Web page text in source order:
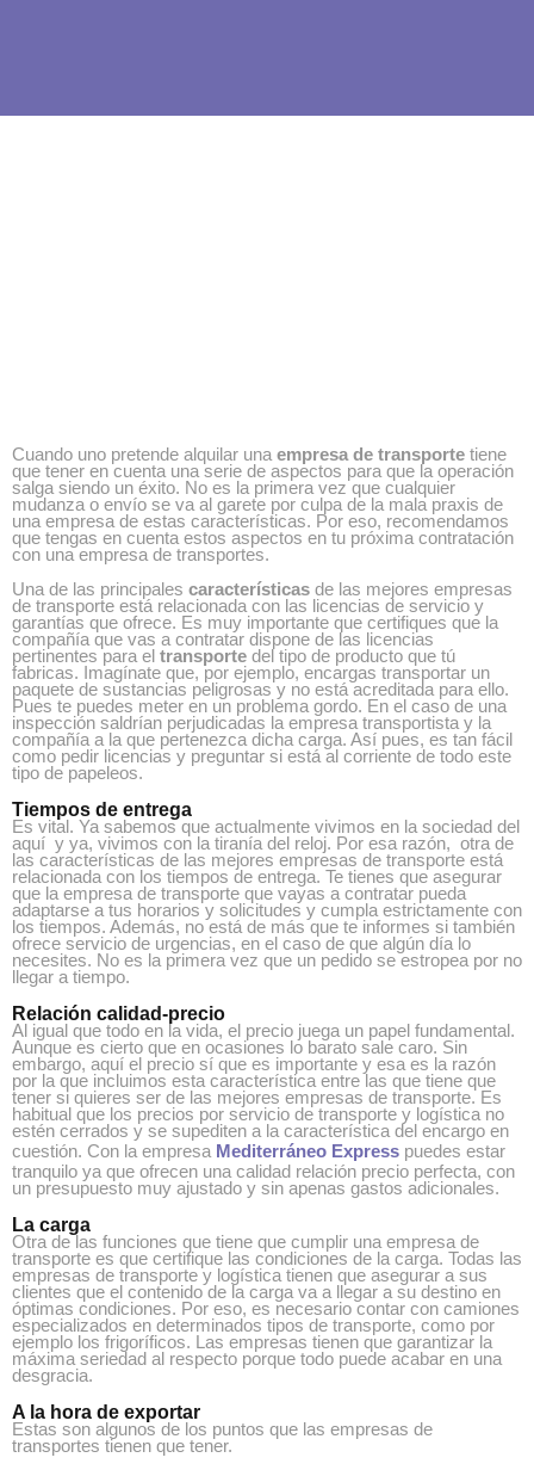
Cuando uno pretende alquilar una empresa de transporte tiene
que tener en cuenta una serie de aspectos para que la operación
salga siendo un éxito. No es la primera vez que cualquier
mudanza o envío se va al garete por culpa de la mala praxis de
una empresa de estas características. Por eso, recomendamos
que tengas en cuenta estos aspectos en tu próxima contratación
con una empresa de transportes.
Una de las principales características de las mejores empresas
de transporte está relacionada con las licencias de servicio y
garantías que ofrece. Es muy importante que certifiques que la
compañía que vas a contratar dispone de las licencias
pertinentes para el transporte del tipo de producto que tú
fabricas. Imagínate que, por ejemplo, encargas transportar un
paquete de sustancias peligrosas y no está acreditada para ello.
Pues te puedes meter en un problema gordo. En el caso de una
inspección saldrían perjudicadas la empresa transportista y la
compañía a la que pertenezca dicha carga. Así pues, es tan fácil
como pedir licencias y preguntar si está al corriente de todo este
tipo de papeleos.
Tiempos de entrega
Es vital. Ya sabemos que actualmente vivimos en la sociedad del
aquí y ya, vivimos con la tiranía del reloj. Por esa razón, otra de
las características de las mejores empresas de transporte está
relacionada con los tiempos de entrega. Te tienes que asegurar
que la empresa de transporte que vayas a contratar pueda
adaptarse a tus horarios y solicitudes y cumpla estrictamente con
los tiempos. Además, no está de más que te informes si también
ofrece servicio de urgencias, en el caso de que algún día lo
necesites. No es la primera vez que un pedido se estropea por no
llegar a tiempo.
Relación calidad-precio
Al igual que todo en la vida, el precio juega un papel fundamental.
Aunque es cierto que en ocasiones lo barato sale caro. Sin
embargo, aquí el precio sí que es importante y esa es la razón
por la que incluimos esta característica entre las que tiene que
tener si quieres ser de las mejores empresas de transporte. Es
habitual que los precios por servicio de transporte y logística no
estén cerrados y se supediten a la característica del encargo en
cuestión. Con la empresa Mediterráneo Express puedes estar
tranquilo ya que ofrecen una calidad relación precio perfecta, con
un presupuesto muy ajustado y sin apenas gastos adicionales.
La carga
Otra de las funciones que tiene que cumplir una empresa de
transporte es que certifique las condiciones de la carga. Todas las
empresas de transporte y logística tienen que asegurar a sus
clientes que el contenido de la carga va a llegar a su destino en
óptimas condiciones. Por eso, es necesario contar con camiones
especializados en determinados tipos de transporte, como por
ejemplo los frigoríficos. Las empresas tienen que garantizar la
máxima seriedad al respecto porque todo puede acabar en una
desgracia.
A la hora de exportar
Estas son algunos de los puntos que las empresas de
transportes tienen que tener.